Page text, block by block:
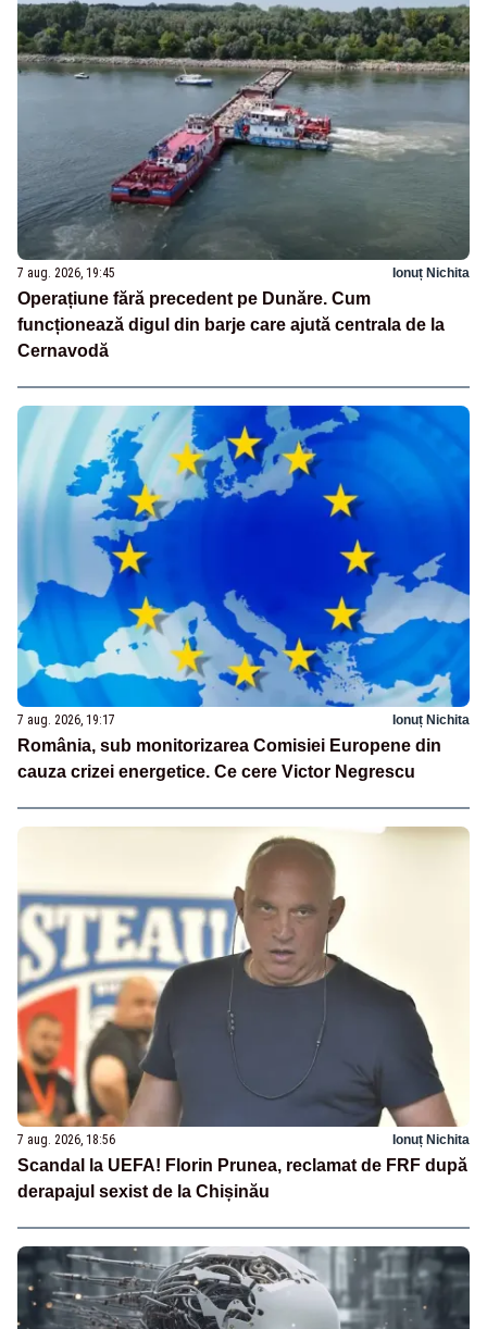
7 aug. 2026, 19:45 Ionuț Nichita
Operațiune fără precedent pe Dunăre. Cum
funcționează digul din barje care ajută centrala de la
Cernavodă
7 aug. 2026, 19:17 Ionuț Nichita
România, sub monitorizarea Comisiei Europene din
cauza crizei energetice. Ce cere Victor Negrescu
7 aug. 2026, 18:56 Ionuț Nichita
Scandal la UEFA! Florin Prunea, reclamat de FRF după
derapajul sexist de la Chișinău